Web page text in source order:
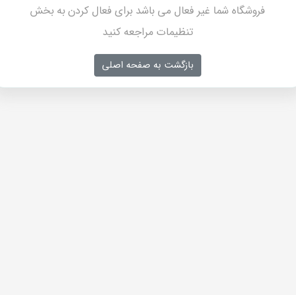
فروشگاه شما غیر فعال می باشد برای فعال کردن به بخش
تنظیمات مراجعه کنید
بازگشت به صفحه اصلی